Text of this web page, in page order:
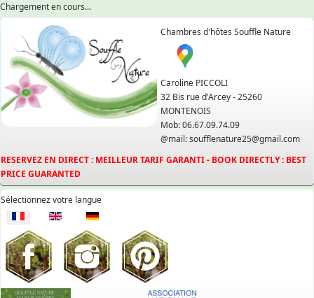
Chargement en cours...
Chambres d'hôtes Souffle Nature
Caroline PICCOLI
32 Bis rue d'Arcey - 25260
MONTENOIS
Mob: 06.67.09.74.09
@mail: soufflenature25@gmail.com
RESERVEZ EN DIRECT : MEILLEUR TARIF GARANTI - BOOK DIRECTLY : BEST
PRICE GUARANTED
Sélectionnez votre langue